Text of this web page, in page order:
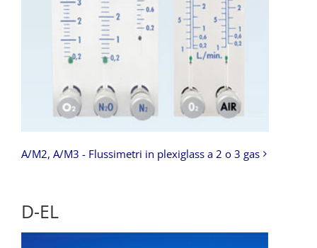
A/M2, A/M3 - Flussimetri in plexiglass a 2 o 3 gas
D-EL